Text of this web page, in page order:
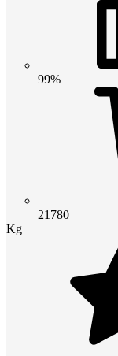
99%
21780
Kg